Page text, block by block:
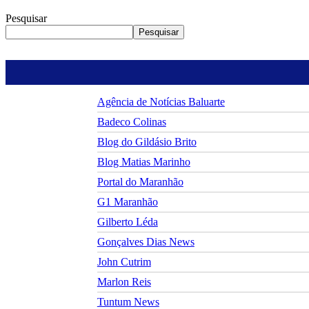
Pesquisar
Pesquisar
Agência de Notícias Baluarte
Badeco Colinas
Blog do Gildásio Brito
Blog Matias Marinho
Portal do Maranhão
G1 Maranhão
Gilberto Léda
Gonçalves Dias News
John Cutrim
Marlon Reis
Tuntum News